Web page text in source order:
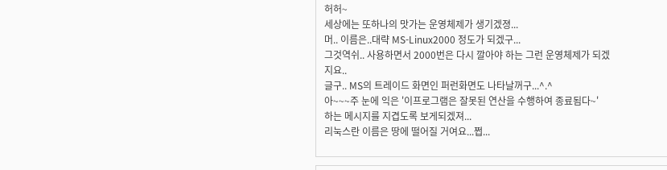
허허~
세상에는 또하나의 맛가는 운영체제가 생기겠졍...
머.. 이름은..대략 MS-Linux2000 정도가 되겠구...
그것역쉬.. 사용하면서 2000번은 다시 깔아야 하는 그런 운영체제가 되겠
지요..
글구.. MS의 트레이드 화면인 퍼런화면도 나타날꺼구...^.^
아~~~주 눈에 익은 '이프로그램은 잘못된 연산을 수행하여 종료됨다~'
하는 메시지를 지겹도록 보게되겠져...
리눅스란 이름은 땅에 떨어질 거여요...쩝...